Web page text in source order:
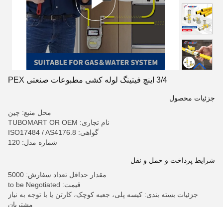
3/4 اینچ فیتینگ لوله کشی مطبوعات صنعتی PEX
جزئیات محصول
محل منبع: چین
نام تجاری: TUBOMART OR OEM
گواهی: ISO17484 / AS4176.8
شماره مدل: 120
شرایط پرداخت و حمل و نقل
مقدار حداقل تعداد سفارش: 5000
قیمت: to be Negotiated
جزئیات بسته بندی: کیسه پلی، جعبه کوچک، کارتن یا با توجه به نیاز
مشتریان